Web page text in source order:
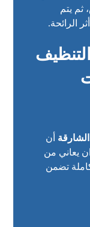
ثم يتم
الرائحة.
أن
يعاني من
تضمن